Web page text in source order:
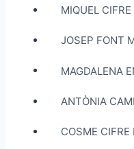
MIQUEL
JOSEP FONT
MAGDALENA
ANTÒNIA
COSME